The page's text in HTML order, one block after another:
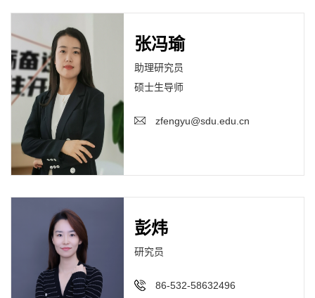
张冯瑜
助理研究员
硕士生导师
zfengyu@sdu.edu.cn
彭炜
研究员
86-532-58632496